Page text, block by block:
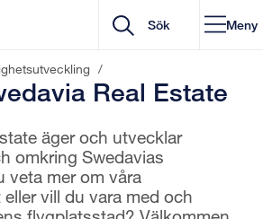
Meny
/
Real Estate
äger och utvecklar
omkring Swedavias
veta mer om våra
vill du vara med och